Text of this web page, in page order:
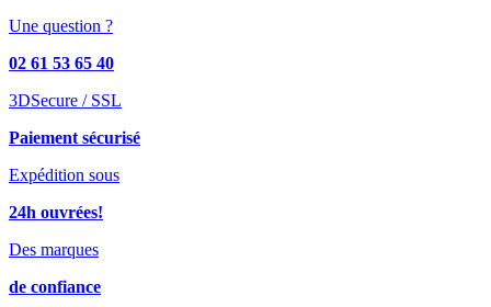
Une question ?
02 61 53 65 40
3DSecure / SSL
Paiement sécurisé
Expédition sous
24h ouvrées!
Des marques
de confiance